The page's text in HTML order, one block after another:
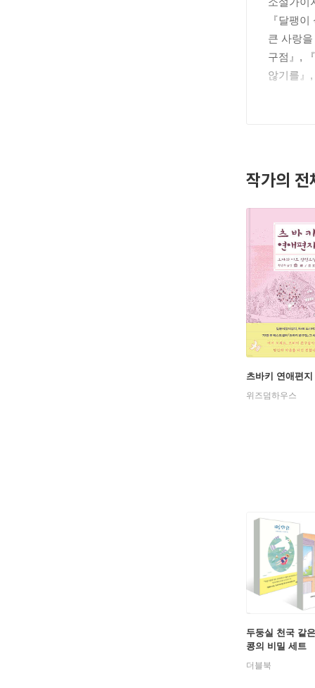
『달팽
큰 사랑
구점』,
않기를』
슬픈 채
『마리
만 따뜻
사랑의
보잘것
작가의 전
츠바키 연애편지
위즈덤하우스
두둥실 천국 같
콩의 비밀 세트
더블북